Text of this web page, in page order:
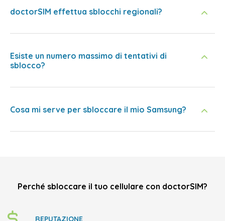
doctorSIM effettua sblocchi regionali?
Esiste un numero massimo di tentativi di
sblocco?
Cosa mi serve per sbloccare il mio Samsung?
Perché sbloccare il tuo cellulare con doctorSIM?
REPUTAZIONE